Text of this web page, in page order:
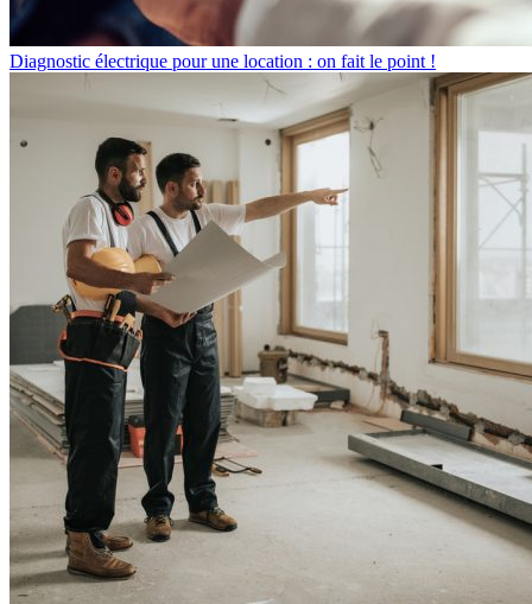
Diagnostic électrique pour une location : on fait le point !